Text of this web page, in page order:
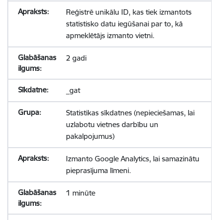
Reģistrē unikālu ID, kas tiek izmantots
statistisko datu iegūšanai par to, kā
apmeklētājs izmanto vietni.
2 gadi
_gat
Statistikas sīkdatnes (nepieciešamas, lai
uzlabotu vietnes darbību un
pakalpojumus)
Izmanto Google Analytics, lai samazinātu
pieprasījuma līmeni.
1 minūte